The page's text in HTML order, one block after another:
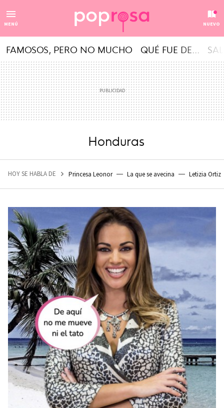
MENÚ NUEVO
FAMOSOS, PERO NO MUCHO QUÉ FUE DE...
Honduras
HOY SE HABLA DE Princesa Leonor La que se avecina Letizia Ortiz